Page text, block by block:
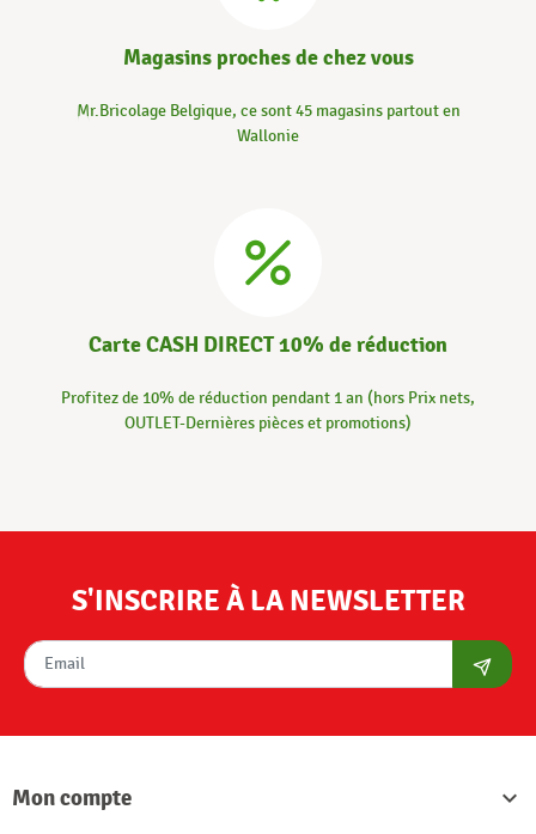
Magasins proches de chez vous
Mr.Bricolage Belgique, ce sont 45 magasins partout en
Wallonie
Carte CASH DIRECT 10% de réduction
Profitez de 10% de réduction pendant 1 an (hors Prix nets,
OUTLET-Dernières pièces et promotions)
S'INSCRIRE À LA NEWSLETTER
Mon compte 